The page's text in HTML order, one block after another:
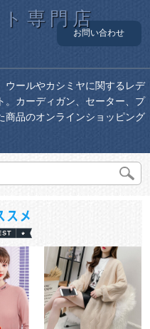
専門店
お問い合わせ
ウールやカシミヤに関するレデ
。カーディガン、セーター、プ
商品のオンラインショッピング